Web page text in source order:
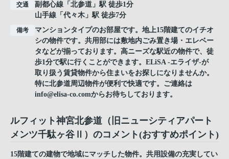
交通 副都心線 「 北参道 」駅 徒歩1分
山手線 「 代々木 」駅 徒歩7分
備考
マンションタイプのお部屋です。地上15階建てのイチオ
シの物件です。共用部には敷地内ごみ置き場・エレベー
タなどが揃っております。高ニーズな駅近の物件で、徒
歩1分で駅に行くことができます。ELiSA -エライザ-が
取り扱う賃貸物件から住まいをお探しになりませんか。
特に北参道周辺物件が便利で快適です。ご連絡は
info@elisa-co.comからお待ちしております。
ルフィット神宮北参道（旧ニューシティアパート
メンツ千駄ヶ谷Ⅱ）のコメント(おすすめポイント)
15階建ての建物で地域にマッチした物件。共用設備の充実してい